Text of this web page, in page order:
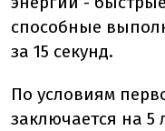
способные
за 15 секунд.
По условиям
заключается на 5